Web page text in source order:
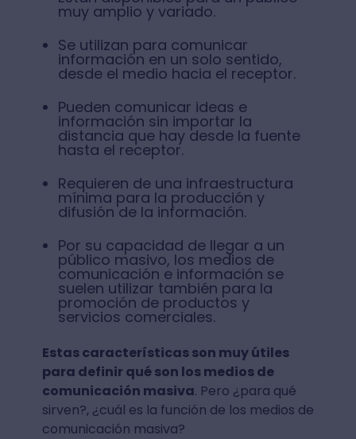
muy amplio y variado.
Se utilizan para comunicar
información en un solo sentido,
desde el medio hacia el receptor.
Pueden comunicar ideas e
información sin importar la
distancia que hay desde la fuente
hasta el receptor.
Requieren de una infraestructura
mínima para la producción y
difusión de la información.
Por su capacidad de llegar a un
público masivo, los medios de
comunicación e información se
suelen utilizar también para la
promoción de productos y
servicios comerciales.
Estas características son muy útiles
para definir qué son los medios de
comunicación masiva. Pero ¿para qué
sirven?, ¿cuál es la función de los medios de
comunicación masiva?